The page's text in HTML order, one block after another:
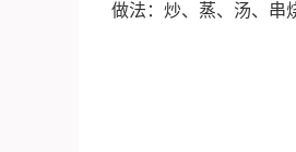
做法：炒、蒸、汤、串